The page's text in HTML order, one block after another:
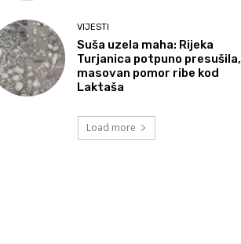
VIJESTI
Suša uzela maha: Rijeka
Turjanica potpuno presušila,
masovan pomor ribe kod
Laktaša
Load more